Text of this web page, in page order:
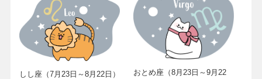
しし座（7月23日～8月22日）
おとめ座（8月23日～9月22